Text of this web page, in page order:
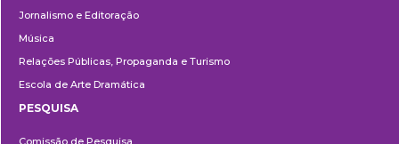
Jornalismo e Editoração
Música
Relações Públicas, Propaganda e Turismo
Escola de Arte Dramática
PESQUISA
Comissão de Pesquisa